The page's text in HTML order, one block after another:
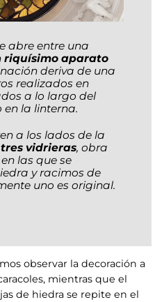
abre entre una
riquísimo aparato
deriva de una
realizados en
a lo largo del
la linterna.
a los lados de la
tres vidrieras, obra
en las que se
y racimos de
uno es original.
observar la decoración a
mientras que el
de hiedra se repite en el